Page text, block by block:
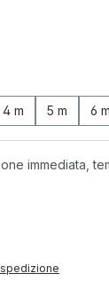
4 m 5 m 6 m
immediata,